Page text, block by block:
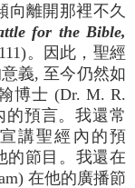
向離開那裡不久
for the Bible,
。因此，聖經
義, 至今仍然如
博士 (Dr. M. R.
的預言。我還常
宣講聖經內的預
的節目。我還在
在他的廣播節